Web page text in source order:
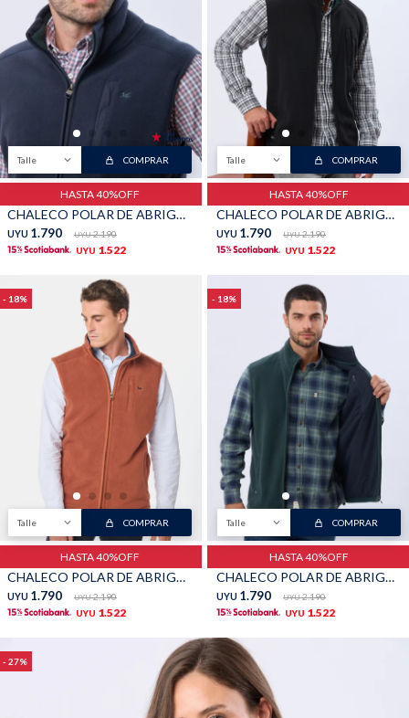
Talle COMPRAR
HASTA 40%OFF
CHALECO POLAR DE ABRIGO - Marino
UYU 1.790 UYU 2.190
UYU 1.522
Talle COMPRAR
HASTA 40%OFF
CHALECO POLAR DE ABRIGO - Negro
UYU 1.790 UYU 2.190
UYU 1.522
18
Talle COMPRAR
HASTA 40%OFF
CHALECO POLAR DE ABRIGO - Terracota
UYU 1.790 UYU 2.190
UYU 1.522
18
Talle COMPRAR
HASTA 40%OFF
CHALECO POLAR DE ABRIGO - Verde
UYU 1.790 UYU 2.190
UYU 1.522
27
Shorts Trajes
Sacos Calzado
Bolsos y valijas Accesorios
TALLES GRANDES Uniformes empresariales
Quiero ser parte Canjear mis puntos